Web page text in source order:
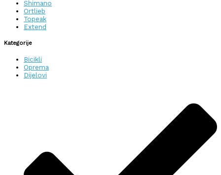
Shimano
Ortlieb
Topeak
Extend
Kategorije
Bicikli
Oprema
Dijelovi